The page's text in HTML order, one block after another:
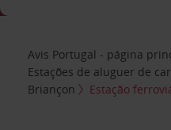
Avis Portugal - página
Estações de aluguer de
Briançon
Estação